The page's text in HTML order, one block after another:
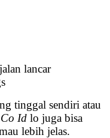
lancar
tinggal sendiri atau
Id lo juga bisa
lebih jelas.